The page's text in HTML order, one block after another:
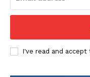
I've read and accept